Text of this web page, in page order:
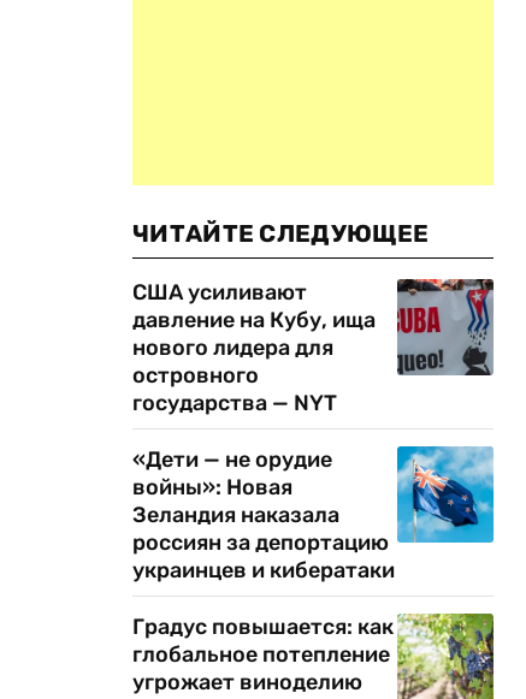
ЧИТАЙТЕ СЛЕДУЮЩЕЕ
США усиливают
давление на Кубу, ища
нового лидера для
островного
государства — NYT
«Дети — не орудие
войны»: Новая
Зеландия наказала
россиян за депортацию
украинцев и кибератаки
Градус повышается: как
глобальное потепление
угрожает виноделию